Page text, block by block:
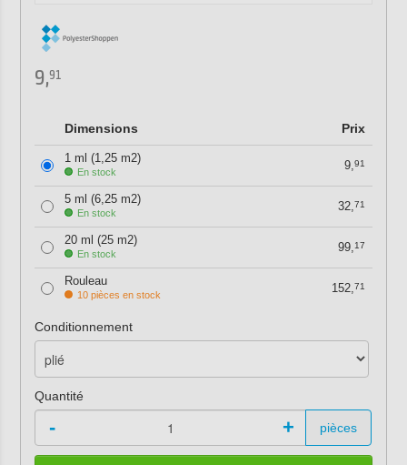
9,91
Dimensions Prix
1 ml (1,25 m2)
En stock 9,91
5 ml (6,25 m2)
En stock 32,71
20 ml (25 m2)
En stock 99,17
Rouleau
10 pièces en stock 152,71
Conditionnement
Quantité
- + pièces